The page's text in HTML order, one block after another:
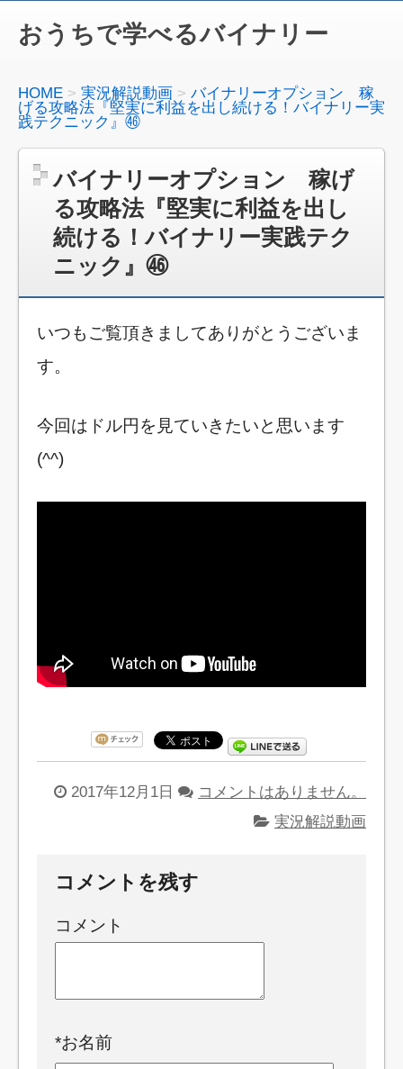
おうちで学べるバイナリー
HOME 実況解説動画
バイナリーオプション 稼
げる攻略法『堅実に利益を出し続ける！バイナリー実
践テクニック』㊻
バイナリーオプション 稼げ
る攻略法『堅実に利益を出し
続ける！バイナリー実践テク
ニック』㊻
いつもご覧頂きましてありがとうございま
す。
今回はドル円を見ていきたいと思います
(^^)
2017年12月1日
コメントはありません。
実況解説動画
コメントを残す
コメント
*お名前